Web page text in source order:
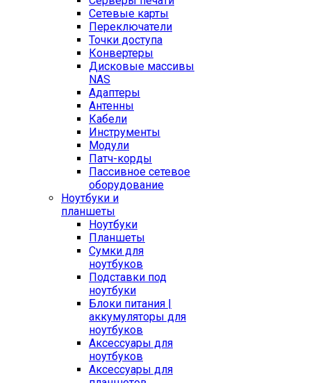
Сетевые карты
Переключатели
Точки доступа
Конвертеры
Дисковые массивы
NAS
Адаптеры
Антенны
Кабели
Инструменты
Модули
Патч-корды
Пассивное сетевое
оборудование
Ноутбуки и
планшеты
Ноутбуки
Планшеты
Сумки для
ноутбуков
Подставки под
ноутбуки
Блоки питания |
аккумуляторы для
ноутбуков
Аксессуары для
ноутбуков
Аксессуары для